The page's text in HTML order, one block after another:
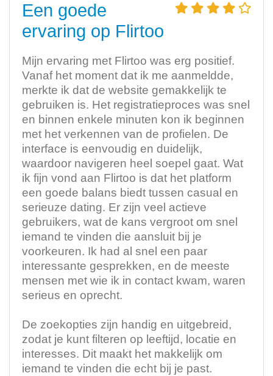
Een goede
ervaring op Flirtoo
Mijn ervaring met Flirtoo was erg positief.
Vanaf het moment dat ik me aanmeldde,
merkte ik dat de website gemakkelijk te
gebruiken is. Het registratieproces was snel
en binnen enkele minuten kon ik beginnen
met het verkennen van de profielen. De
interface is eenvoudig en duidelijk,
waardoor navigeren heel soepel gaat. Wat
ik fijn vond aan Flirtoo is dat het platform
een goede balans biedt tussen casual en
serieuze dating. Er zijn veel actieve
gebruikers, wat de kans vergroot om snel
iemand te vinden die aansluit bij je
voorkeuren. Ik had al snel een paar
interessante gesprekken, en de meeste
mensen met wie ik in contact kwam, waren
serieus en oprecht.
De zoekopties zijn handig en uitgebreid,
zodat je kunt filteren op leeftijd, locatie en
interesses. Dit maakt het makkelijk om
iemand te vinden die echt bij je past.